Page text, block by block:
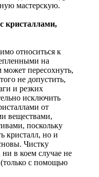
мастерскую.
кристаллами,
относиться к
на
пересохнуть,
не допустить,
и резких
исключить
от
веществами,
поскольку
кристалл, но и
Чистку
ни в коем случае не
с помощью